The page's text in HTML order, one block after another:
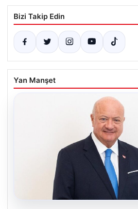
Bizi Takip Edin
Yan Manşet